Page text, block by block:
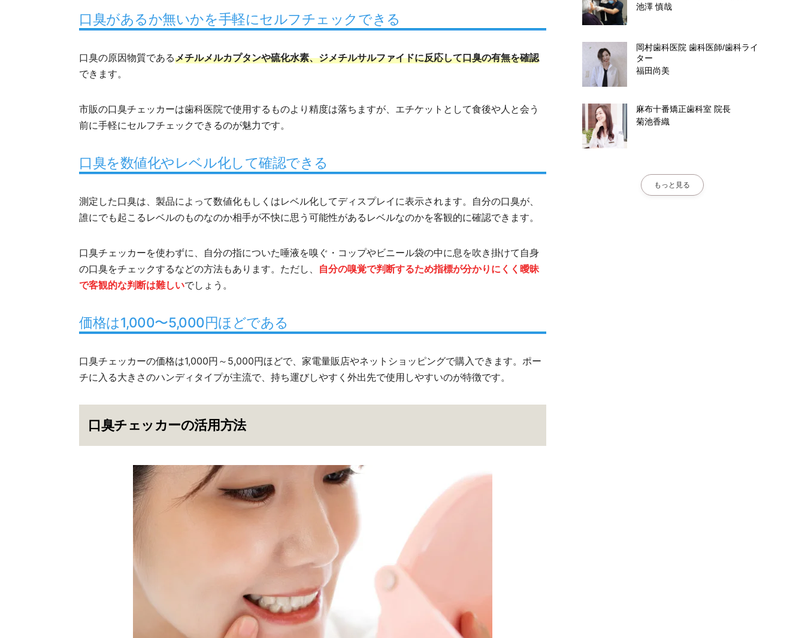
口臭があるか無いかを手軽にセルフチェックできる
口臭の原因物質であるメチルメルカプタンや硫化水素、ジメチルサルファイドに反応して口臭の有無を確認
できます。
市販の口臭チェッカーは歯科医院で使用するものより精度は落ちますが、エチケットとして食後や人と会う
前に手軽にセルフチェックできるのが魅力です。
口臭を数値化やレベル化して確認できる
測定した口臭は、製品によって数値化もしくはレベル化してディスプレイに表示されます。自分の口臭が、
誰にでも起こるレベルのものなのか相手が不快に思う可能性があるレベルなのかを客観的に確認できます。
口臭チェッカーを使わずに、自分の指についた唾液を嗅ぐ・コップやビニール袋の中に息を吹き掛けて自身
の口臭をチェックするなどの方法もあります。ただし、 自分の嗅覚で判断するため指標が分かりにくく曖昧
で客観的な判断は難しいでしょう。
価格は1,000〜5,000円ほどである
口臭チェッカーの価格は1,000円～5,000円ほどで、家電量販店やネットショッピングで購入できます。ポー
チに入る大きさのハンディタイプが主流で、持ち運びしやすく外出先で使用しやすいのが特徴です。
口臭チェッカーの活用方法
池澤 慎哉
岡村歯科医院 歯科医師/歯科ライ
ター
福田尚美
麻布十番矯正歯科室 院長
菊池香織
もっと見る